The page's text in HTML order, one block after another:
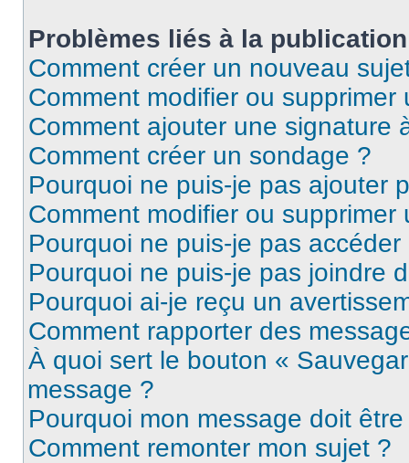
Problèmes liés à la
Comment créer un nouveau
Comment modifier ou supprimer
Comment ajouter une signature
Comment créer un sondage ?
Pourquoi ne puis-je pas ajouter
Comment modifier ou supprimer
Pourquoi ne puis-je pas
Pourquoi ne puis-je pas joindre
Pourquoi ai-je reçu un
Comment rapporter des
À quoi sert le bouton «
message ?
Pourquoi mon message doit
Comment remonter mon sujet ?